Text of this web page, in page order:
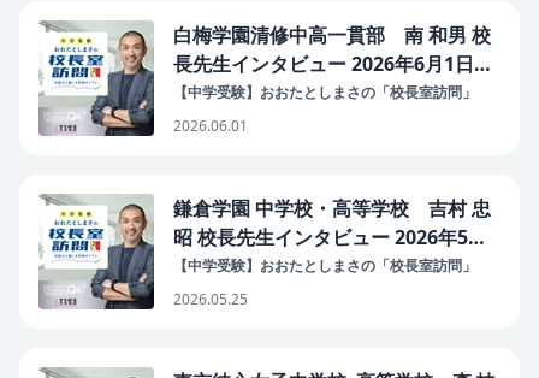
白梅学園清修中高一貫部 南 和男 校
長先生インタビュー 2026年6月1日配
信
【中学受験】おおたとしまさの「校長室訪問」
2026.06.01
鎌倉学園 中学校・高等学校 吉村 忠
昭 校長先生インタビュー 2026年5月
25日配信
【中学受験】おおたとしまさの「校長室訪問」
2026.05.25